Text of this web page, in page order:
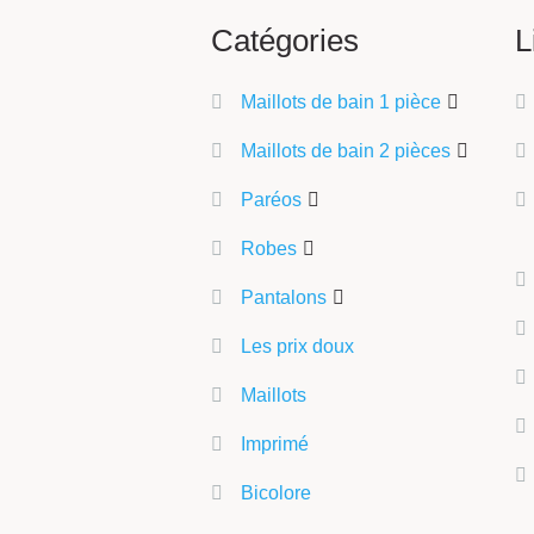
Catégories
Maillots de bain 1 pièce
Maillots de bain 2 pièces
Paréos
Robes
Pantalons
Les prix doux
Maillots
Imprimé
Bicolore